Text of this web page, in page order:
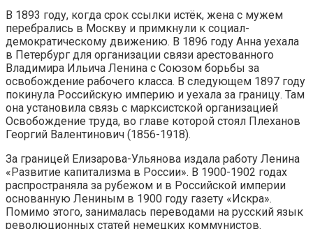
В 1893 году, когда срок ссылки истёк, жена с мужем
перебрались в Москву и примкнули к социал-
демократическому движению. В 1896 году Анна уехала
в Петербург для организации связи арестованного
Владимира Ильича Ленина с Союзом борьбы за
освобождение рабочего класса. В следующем 1897 году
покинула Российскую империю и уехала за границу. Там
она установила связь с марксистской организацией
Освобождение труда, во главе которой стоял Плеханов
Георгий Валентинович (1856-1918).
За границей Елизарова-Ульянова издала работу Ленина
«Развитие капитализма в России». В 1900-1902 годах
распространяла за рубежом и в Российской империи
основанную Лениным в 1900 году газету «Искра».
Помимо этого, занималась переводами на русский язык
революционных статей немецких коммунистов.